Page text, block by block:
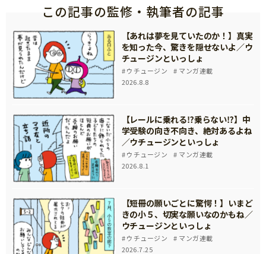
この記事の監修・執筆者の記事
【あれは夢を見ていたのか！】真実
を知った今、驚きを隠せないよ／ウ
チュージンといっしょ
ウチュージン
マンガ連載
2026.8.8
【レールに乗れる⁉乗らない⁉】中
学受験の向き不向き、絶対あるよね
／ウチュージンといっしょ
ウチュージン
マンガ連載
2026.8.1
【短冊の願いごとに驚愕！】いまど
きの小５、切実な願いなのかもね／
ウチュージンといっしょ
ウチュージン
マンガ連載
2026.7.25